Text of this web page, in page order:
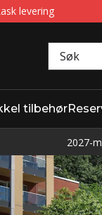
levering
tilbehør
2027-